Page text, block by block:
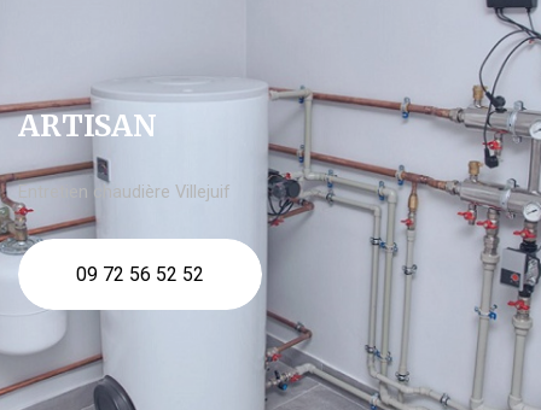
ARTISAN
Entretien chaudière Villejuif
09 72 56 52 52